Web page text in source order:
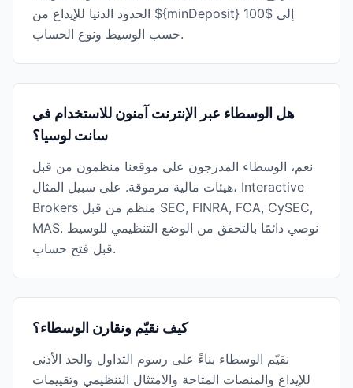
الحدود الدنيا للإيداع من ${minDeposit} إلى $100
حسب الوسيط ونوع الحساب.
هل الوسطاء عبر الإنترنت آمنون للاستخدام في
سانت لوسيا؟
نعم، الوسطاء المدرجون على موقعنا منظمون من قبل
هيئات مالية مرموقة. على سبيل المثال، Interactive
Brokers منظم من قبل SEC, FINRA, FCA, CySEC,
MAS. نوصي دائمًا بالتحقق من الوضع التنظيمي للوسيط
قبل فتح حساب.
كيف نقيّم ونقارن الوسطاء؟
نقيّم الوسطاء بناءً على رسوم التداول والحد الأدنى
للإيداع والمنصات المتاحة والامتثال التنظيمي وتقييمات